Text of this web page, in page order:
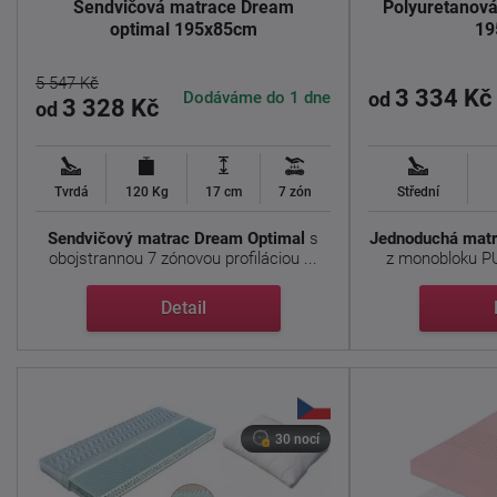
Sendvičová matrace Dream
optimal 195x85cm
5 547 Kč
od 3 328 Kč Dodáváme do 1 dne
Tvrdá 120 Kg 17 cm 7 zón
Sendvičový matrac Dream Optimal s
obojstrannou 7 zónovou profiláciou ...
Detail
od 3 334 Kč
Střední
Jednoduchá
z monobloku
30 nocí